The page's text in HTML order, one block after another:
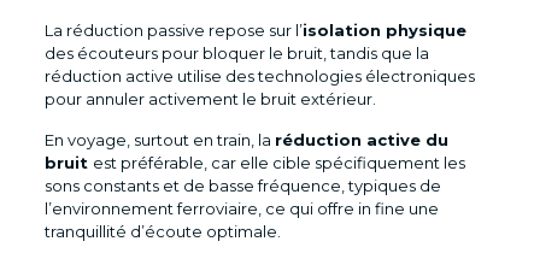
La réduction passive repose sur l’isolation physique
des écouteurs pour bloquer le bruit, tandis que la
réduction active utilise des technologies électroniques
pour annuler activement le bruit extérieur.
En voyage, surtout en train, la réduction active du
bruit est préférable, car elle cible spécifiquement les
sons constants et de basse fréquence, typiques de
l’environnement ferroviaire, ce qui offre in fine une
tranquillité d’écoute optimale.